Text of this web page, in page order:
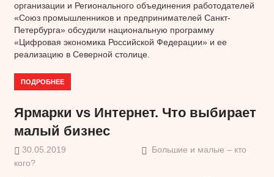
организации и Регионального объединения работодателей
«Союз промышленников и предпринимателей Санкт-
Петербурга» обсудили национальную программу
«Цифровая экономика Российской Федерации» и ее
реализацию в Северной столице.
ПОДРОБНЕЕ
Ярмарки vs Интернет. Что выбирает
малый бизнес
30.05.2019
Большие и малые – кто
кого?